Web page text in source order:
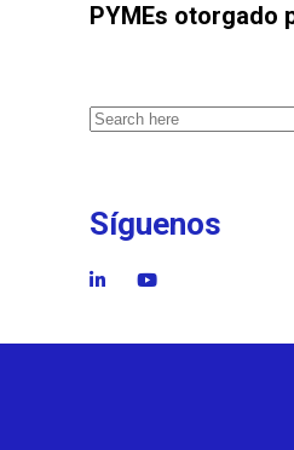
PYMEs otorgado
Síguenos